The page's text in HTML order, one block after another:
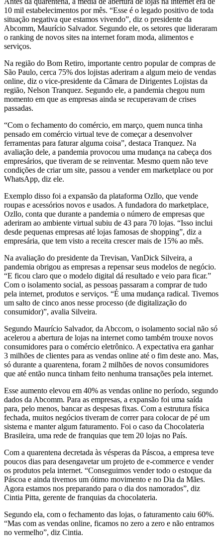
10 mil estabelecimentos por mês. “Esse é o legado positivo de toda
situação negativa que estamos vivendo”, diz o presidente da
Abcomm, Maurício Salvador. Segundo ele, os setores que lideraram
o ranking de novos sites na internet foram moda, alimentos e
serviços.
Na região do Bom Retiro, importante centro popular de compras de
São Paulo, cerca 75% dos lojistas aderiram a algum meio de vendas
online, diz o vice-presidente da Câmara de Dirigentes Lojistas da
região, Nelson Tranquez. Segundo ele, a pandemia chegou num
momento em que as empresas ainda se recuperavam de crises
passadas.
“Com o fechamento do comércio, em março, quem nunca tinha
pensado em comércio virtual teve de começar a desenvolver
ferramentas para faturar alguma coisa”, destaca Tranquez. Na
avaliação dele, a pandemia provocou uma mudança na cabeça dos
empresários, que tiveram de se reinventar. Mesmo quem não teve
condições de criar um site, passou a vender em marketplace ou por
WhatsApp, diz ele.
Exemplo disso foi a expansão da plataforma Ozllo, que vende
roupas e acessórios novos e usados. A fundadora do marketplace,
Ozllo, conta que durante a pandemia o número de empresas que
aderiram ao ambiente virtual subiu de 43 para 70 lojas. “Isso inclui
desde pequenas empresas até lojas famosas de shopping”, diz a
empresária, que tem visto a receita crescer mais de 15% ao mês.
Na avaliação do presidente da Trevisan, VanDick Silveira, a
pandemia obrigou as empresas a repensar seus modelos de negócio.
“E ficou claro que o modelo digital dá resultado e veio para ficar.”
Com o isolamento social, as pessoas passaram a comprar de tudo
pela internet, produtos e serviços. “É uma mudança radical. Tivemos
um salto de cinco anos nesse processo (de digitalização do
consumidor)”, avalia Silveira.
Segundo Maurício Salvador, da Abccom, o isolamento social não só
acelerou a abertura de lojas na internet como também trouxe novos
consumidores para o comércio eletrônico. A expectativa era ganhar
3 milhões de clientes para as vendas online até o fim deste ano. Mas,
só durante a quarentena, foram 2 milhões de novos consumidores
que até então nunca tinham feito nenhuma transações pela internet.
Esse aumento elevou em 40% as vendas online no período, segundo
dados da Abcomm. Para as empresas, a expansão foi uma saída
para, pelo menos, bancar as despesas fixas. Com a estrutura física
fechada, muitos negócios tiveram de correr para colocar de pé um
sistema e manter algum faturamento. Foi o caso da Chocolateria
Brasileira, uma rede de franquias que tem 20 lojas no País.
Com a quarentena decretada às vésperas da Páscoa, a empresa teve
poucos dias para desengavetar um projeto de e-commerce e vender
os produtos pela internet. “Conseguimos vender todo o estoque da
Páscoa e ainda tivemos um ótimo movimento e no Dia da Mães.
Agora estamos nos preparando para o dia dos namorados”, diz
Cintia Pitta, gerente de franquias da chocolateria.
Segundo ela, com o fechamento das lojas, o faturamento caiu 60%.
“Mas com as vendas online, ficamos no zero a zero e não entramos
no vermelho”, diz Cintia.